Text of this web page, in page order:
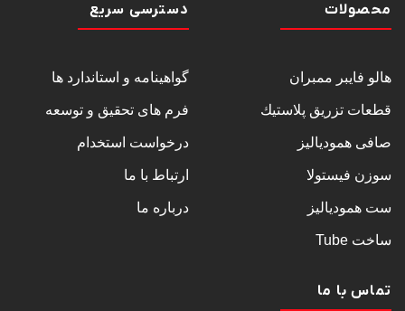
محصولات
هالو فایبر ممبران
قطعات تزريق پلاستيك
صافی همودیالیز
سوزن فیستولا
ست همودیالیز
ساخت Tube
دسترسی سریع
گواهینامه و استاندارد ها
فرم های تحقیق و توسعه
درخواست استخدام
ارتباط با ما
درباره ما
تماس با ما